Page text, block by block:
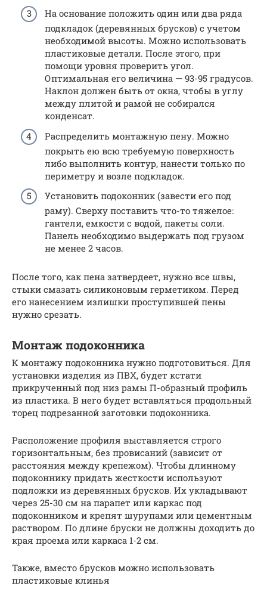
На основание положить один или два ряда
подкладок (деревянных брусков) с учетом
необходимой высоты. Можно использовать
пластиковые детали. После этого, при
помощи уровня проверить угол.
Оптимальная его величина — 93-95 градусов.
Наклон должен быть от окна, чтобы в углу
между плитой и рамой не собирался
конденсат.
Распределить монтажную пену. Можно
покрыть ею всю требуемую поверхность
либо выполнить контур, нанести только по
периметру и возле подкладок.
Установить подоконник (завести его под
раму). Сверху поставить что-то тяжелое:
гантели, емкости с водой, пакеты соли.
Панель необходимо выдержать под грузом
не менее 2 часов.
После того, как пена затвердеет, нужно все швы,
стыки смазать силиконовым герметиком. Перед
его нанесением излишки проступившей пены
нужно срезать.
Монтаж подоконника
К монтажу подоконника нужно подготовиться. Для
установки изделия из ПВХ, будет кстати
прикрученный под низ рамы П-образный профиль
из пластика. В него будет вставляться продольный
торец подрезанной заготовки подоконника.
Расположение профиля выставляется строго
горизонтальным, без провисаний (зависит от
расстояния между крепежом). Чтобы длинному
подоконнику придать жесткости используют
подложки из деревянных брусков. Их укладывают
через 25-30 см на парапет или каркас под
подоконником и крепят шурупами или цементным
раствором. По длине бруски не должны доходить до
края проема или каркаса 1-2 см.
Также, вместо брусков можно использовать
пластиковые клинья